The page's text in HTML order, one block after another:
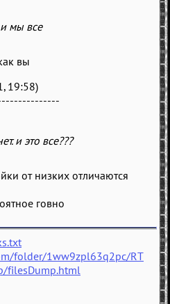
мы все
вы
19:58)
и это все???
от низких отличаются
говно
folder/1ww9zpl63q2pc/RT
filesDump.html